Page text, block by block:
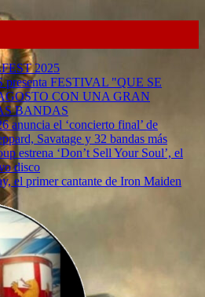
2025
FESTIVAL "QUE SE
CON UNA GRAN
BANDAS
anuncia el ‘concierto final’ de
Savatage y 32 bandas más
estrena ‘Don’t Sell Your Soul’, el
disco
el primer cantante de Iron Maiden